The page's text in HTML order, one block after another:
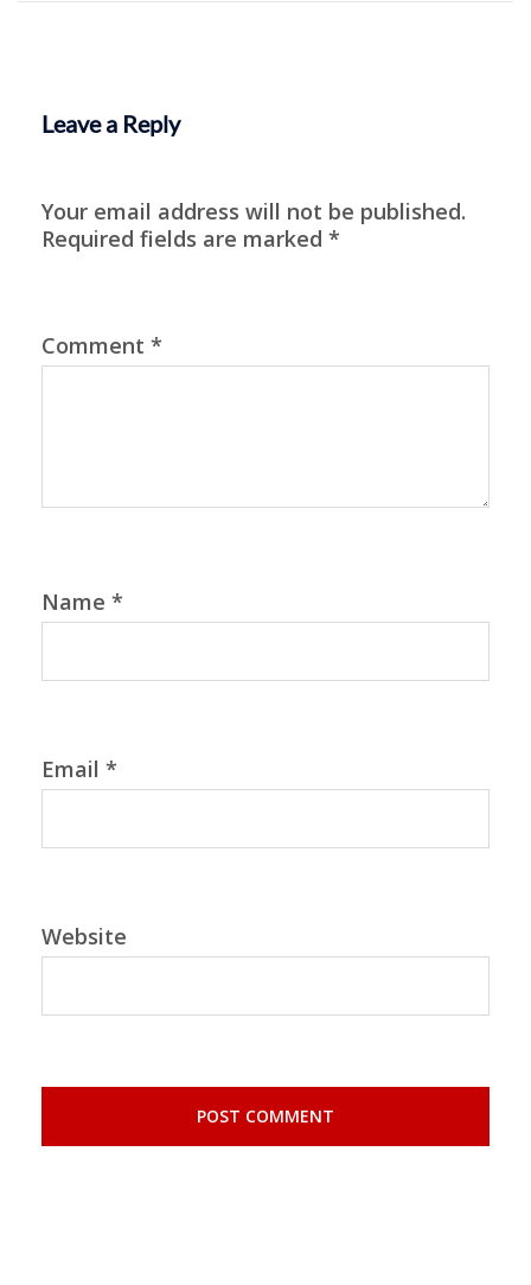
Leave a Reply
Your email address will not be published.
Required fields are marked *
Comment *
Name *
Email *
Website